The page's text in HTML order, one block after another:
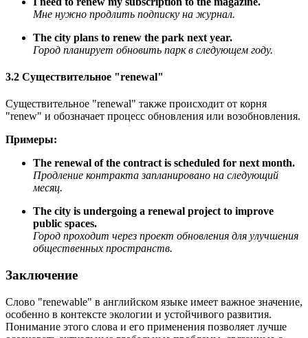
Мне нужно продлить подписку на журнал.
The city plans to renew the park next year.
Город планирует обновить парк в следующем году.
3.2 Существительное "renewal"
Существительное "renewal" также происходит от корня
"renew" и обозначает процесс обновления или возобновления.
Примеры:
The renewal of the contract is scheduled for next month.
Продление контракта запланировано на следующий
месяц.
The city is undergoing a renewal project to improve
public spaces.
Город проходит через проект обновления для улучшения
общественных пространств.
Заключение
Слово "renewable" в английском языке имеет важное значение,
особенно в контексте экологии и устойчивого развития.
Понимание этого слова и его применения позволяет лучше